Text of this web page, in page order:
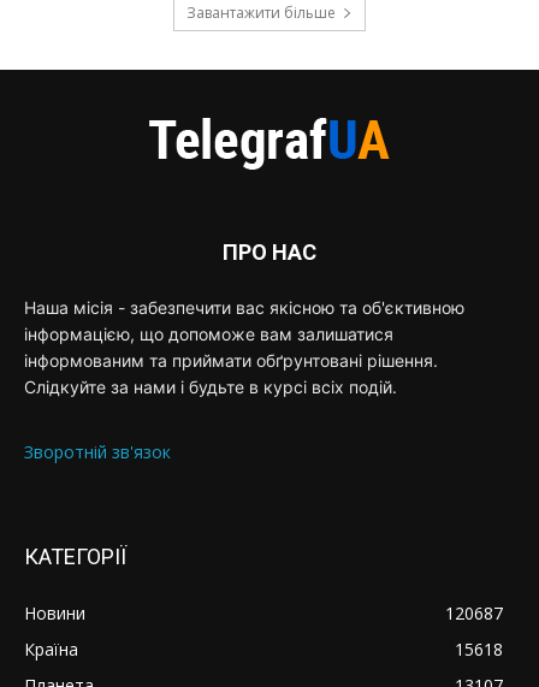
Завантажити більше
ПРО НАС
Наша місія - забезпечити вас якісною та об'єктивною
інформацією, що допоможе вам залишатися
інформованим та приймати обґрунтовані рішення.
Слідкуйте за нами і будьте в курсі всіх подій.
Зворотній зв'язок
КАТЕГОРІЇ
Новини
120687
Країна
15618